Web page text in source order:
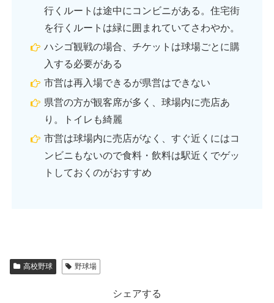
行くルートは途中にコンビニがある。住宅街
を行くルートは緑に囲まれていてさわやか。
ハシゴ観戦の場合、チケットは球場ごとに購
入する必要がある
市営は再入場できるが県営はできない
県営の方が観客席が多く、球場内に売店あ
り。トイレも綺麗
市営は球場内に売店がなく、すぐ近くにはコ
ンビニもないので食料・飲料は駅近くでゲッ
トしておくのがおすすめ
高校野球 野球場
シェアする